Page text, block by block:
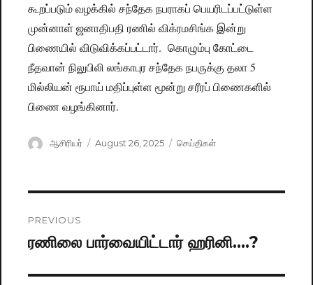
கூறப்படும் வழக்கில் சந்தேக நபராகப் பெயரிடப்பட்டுள்ள
முன்னாள் ஜனாதிபதி ரணில் விக்ரமசிங்க இன்று
பிணையில் விடுவிக்கப்பட்டார். கொழும்பு கோட்டை
நீதவான் நிலுபிலி லங்காபுர சந்தேக நபருக்கு தலா 5
மில்லியன் ரூபாய் மதிப்புள்ள மூன்று சரீரப் பிணைகளில்
பிணை வழங்கினார்.
Author
ஆசிரியர்
Posted
August 26, 2025 Categories
செய்திகள்
navigation
PREVIOUS
Previous
ரணிலை பார்வையிட்டார் ஹரினி….?